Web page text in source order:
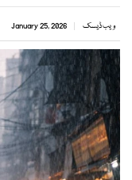
ویب ڈیسک January 25, 2026